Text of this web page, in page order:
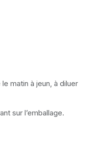
matin à jeun, à diluer
sur l’emballage.